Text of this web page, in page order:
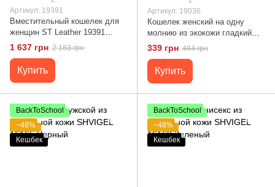
Артикул: 19391
Вместительный кошелек для
женщин ST Leather 19391
Красный
1 637 грн 2 183 грн
Купить
Артикул: 19036
Кошелек женский на одну
молнию из экокожи гладкий
KIVI 19036 Синий
339 грн 484 грн
Купить
BackToSchool
−48%
Кешбек
BackToSchool
−48%
Кешбек